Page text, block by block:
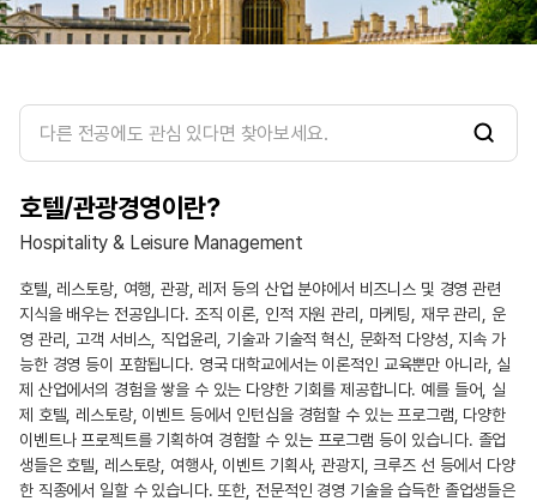
검
색
호텔/관광경영이란?
Hospitality & Leisure Management
호텔, 레스토랑, 여행, 관광, 레저 등의 산업 분야에서 비즈니스 및 경영 관련
지식을 배우는 전공입니다. 조직 이론, 인적 자원 관리, 마케팅, 재무 관리, 운
영 관리, 고객 서비스, 직업윤리, 기술과 기술적 혁신, 문화적 다양성, 지속 가
능한 경영 등이 포함됩니다. 영국 대학교에서는 이론적인 교육뿐만 아니라, 실
제 산업에서의 경험을 쌓을 수 있는 다양한 기회를 제공합니다. 예를 들어, 실
제 호텔, 레스토랑, 이벤트 등에서 인턴십을 경험할 수 있는 프로그램, 다양한
이벤트나 프로젝트를 기획하여 경험할 수 있는 프로그램 등이 있습니다. 졸업
생들은 호텔, 레스토랑, 여행사, 이벤트 기획사, 관광지, 크루즈 선 등에서 다양
한 직종에서 일할 수 있습니다. 또한, 전문적인 경영 기술을 습득한 졸업생들은